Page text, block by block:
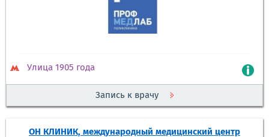
Улица 1905 года
Запись к врачу
ОН КЛИНИК, международный медицинский центр